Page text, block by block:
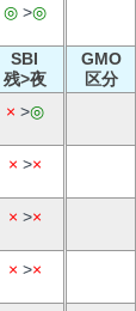
◎>◎
SBI
残>夜
GMO
区分
× >◎
× >×
× >×
× >×